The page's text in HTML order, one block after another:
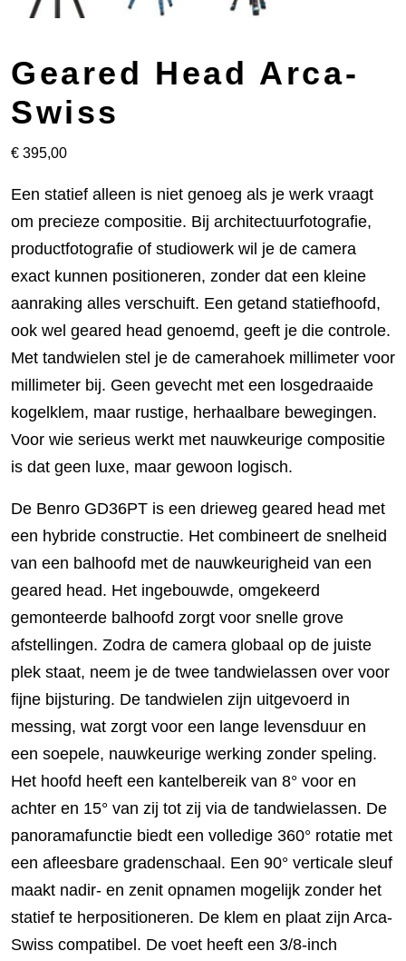
Geared Head Arca-
Swiss
€ 395,00
Een statief alleen is niet genoeg als je werk vraagt
om precieze compositie. Bij architectuurfotografie,
productfotografie of studiowerk wil je de camera
exact kunnen positioneren, zonder dat een kleine
aanraking alles verschuift. Een getand statiefhoofd,
ook wel geared head genoemd, geeft je die controle.
Met tandwielen stel je de camerahoek millimeter voor
millimeter bij. Geen gevecht met een losgedraaide
kogelklem, maar rustige, herhaalbare bewegingen.
Voor wie serieus werkt met nauwkeurige compositie
is dat geen luxe, maar gewoon logisch.
De Benro GD36PT is een drieweg geared head met
een hybride constructie. Het combineert de snelheid
van een balhoofd met de nauwkeurigheid van een
geared head. Het ingebouwde, omgekeerd
gemonteerde balhoofd zorgt voor snelle grove
afstellingen. Zodra de camera globaal op de juiste
plek staat, neem je de twee tandwielassen over voor
fijne bijsturing. De tandwielen zijn uitgevoerd in
messing, wat zorgt voor een lange levensduur en
een soepele, nauwkeurige werking zonder speling.
Het hoofd heeft een kantelbereik van 8° voor en
achter en 15° van zij tot zij via de tandwielassen. De
panoramafunctie biedt een volledige 360° rotatie met
een afleesbare gradenschaal. Een 90° verticale sleuf
maakt nadir- en zenit opnamen mogelijk zonder het
statief te herpositioneren. De klem en plaat zijn Arca-
Swiss compatibel. De voet heeft een 3/8-inch